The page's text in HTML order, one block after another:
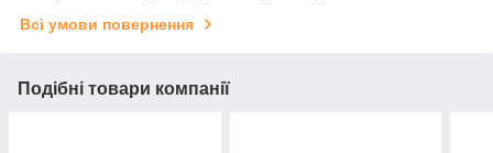
Всі умови повернення
Подібні товари компанії